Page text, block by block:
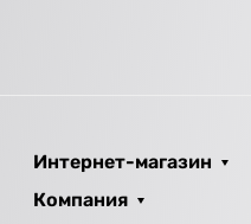
Интернет-магазин
Компания